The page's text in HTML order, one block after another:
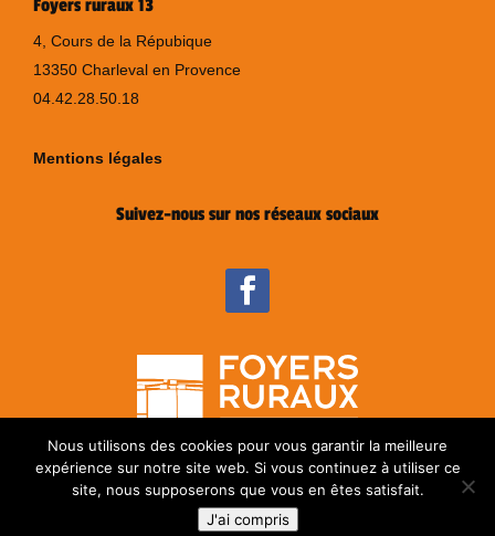
Foyers ruraux 13
4, Cours de la Répubique
13350 Charleval en Provence
04.42.28.50.18
Mentions légales
Suivez-nous sur nos réseaux sociaux
Nous utilisons des cookies pour vous garantir la meilleure
expérience sur notre site web. Si vous continuez à utiliser ce
site, nous supposerons que vous en êtes satisfait.
J'ai compris